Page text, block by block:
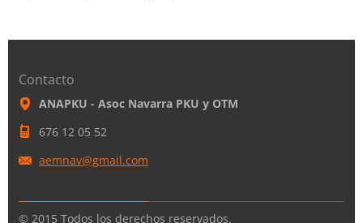
Contacto
ANAPKU - Asoc Navarra PKU y OTM
676 12 05 52
aemnav@gmail.com
© 2015 Todos los derechos reservados.